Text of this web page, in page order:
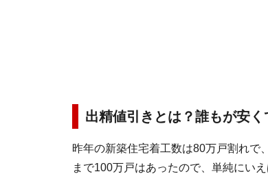
出精値引きとは？誰もが安
昨年の新築住宅着工数は80万戸割れで
まで100万戸はあったので、単純にい